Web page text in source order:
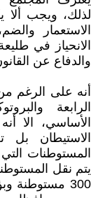
لذلك، ويجب
الاستعمار
الانحياز في
والدفاع عن
أنه على الرغم
الرابعة
الأساسي، الا
الاستيطان
المستوطنات
يتم نقل
300 مستوطنة